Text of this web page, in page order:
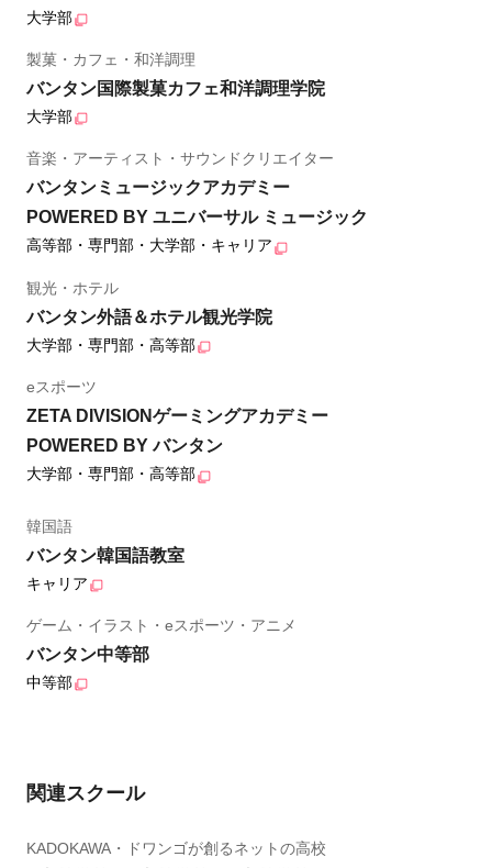
大学部
製菓・カフェ・和洋調理
バンタン国際製菓カフェ和洋調理学院
大学部
音楽・アーティスト・サウンドクリエイター
バンタンミュージックアカデミー
POWERED BY ユニバーサル ミュージック
高等部・専門部・大学部・キャリア
観光・ホテル
バンタン外語＆ホテル観光学院
大学部・専門部・高等部
eスポーツ
ZETA DIVISIONゲーミングアカデミー
POWERED BY バンタン
大学部・専門部・高等部
韓国語
バンタン韓国語教室
キャリア
ゲーム・イラスト・eスポーツ・アニメ
バンタン中等部
中等部
関連スクール
KADOKAWA・ドワンゴが創るネットの高校